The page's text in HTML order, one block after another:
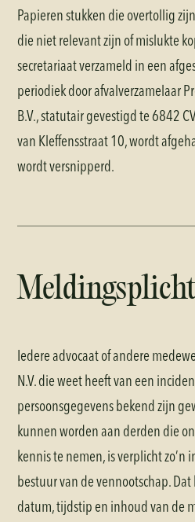
Papieren stukken die overtollig
die niet relevant zijn of mislukte
secretariaat verzameld in een
periodiek door afvalverzamelaar
B.V., statutair gevestigd te 6842
van Kleffensstraat 10, wordt
wordt versnipperd.
Iedere advocaat of andere
N.V. die weet heeft van een
persoonsgegevens bekend zijn
kunnen worden aan derden die
kennis te nemen, is verplicht
bestuur van de vennootschap.
datum, tijdstip en inhoud van de